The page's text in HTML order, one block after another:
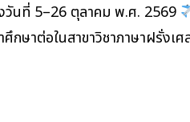
วันที่ 5–26 ตุลาคม พ.ศ. 2569
กษาต่อในสาขาวิชาภาษาฝรั่งเศ